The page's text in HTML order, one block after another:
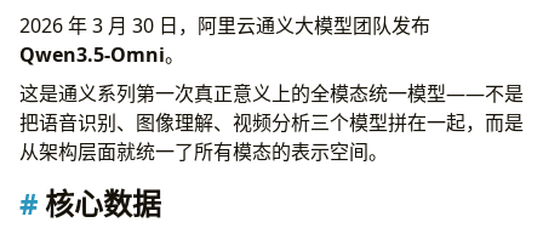
全模态统一的意义
开源策略
2026 年 3 月 30 日，阿里云通义大模型团队发布
Qwen3.5-Omni。
这是通义系列第一次真正意义上的全模态统一模型——不是
把语音识别、图像理解、视频分析三个模型拼在一起，而是
从架构层面就统一了所有模态的表示空间。
核心数据